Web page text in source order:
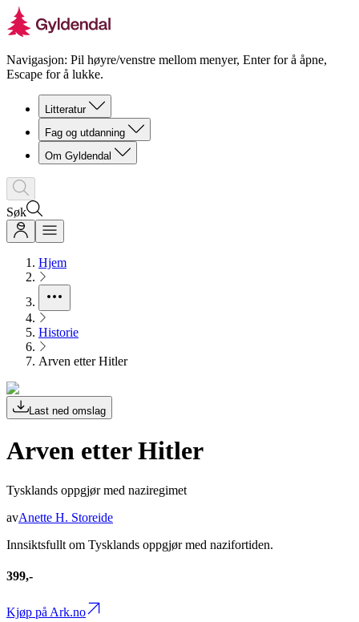
Navigasjon: Pil høyre/venstre mellom menyer, Enter for å åpne,
Escape for å lukke.
Litteratur
Fag og utdanning
Om Gyldendal
Søk
Hjem
Historie
Arven etter Hitler
Last ned omslag
Arven etter Hitler
Tysklands oppgjør med naziregimet
avAnette H. Storeide
Innsiktsfullt om Tysklands oppgjør med nazifortiden.
399,-
Kjøp på Ark.no